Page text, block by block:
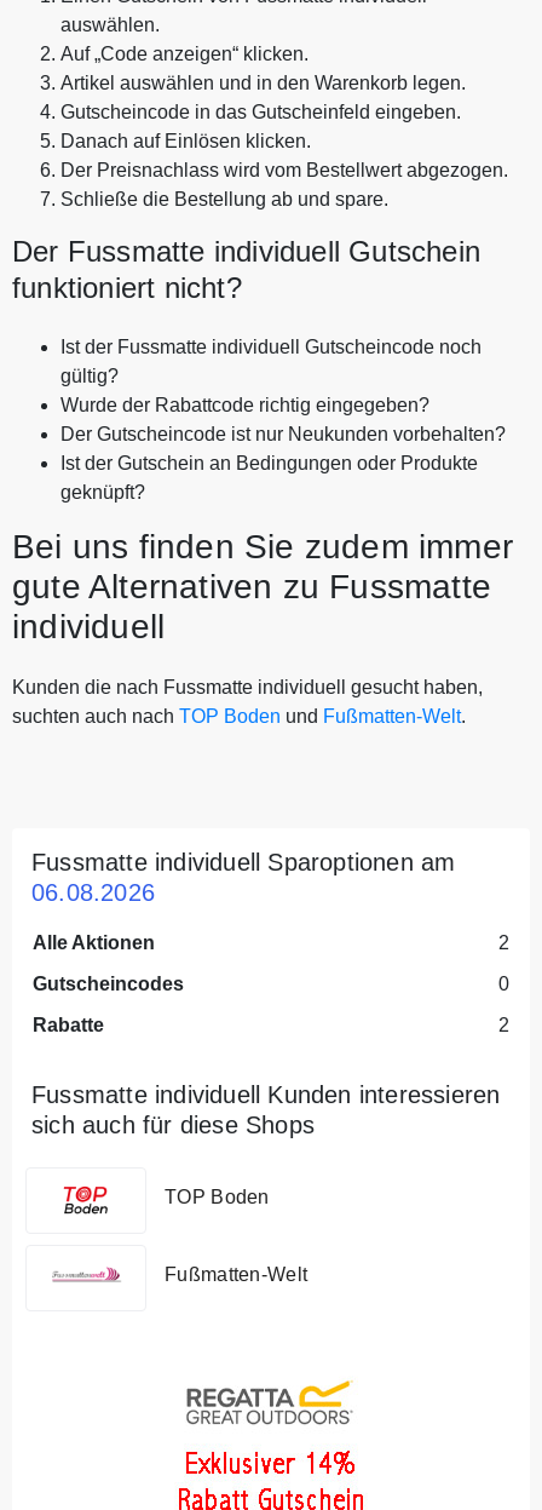
auswählen.
Auf „Code anzeigen“ klicken.
Artikel auswählen und in den Warenkorb legen.
Gutscheincode in das Gutscheinfeld eingeben.
Danach auf Einlösen klicken.
Der Preisnachlass wird vom Bestellwert abgezogen.
Schließe die Bestellung ab und spare.
Der Fussmatte individuell Gutschein
funktioniert nicht?
Ist der Fussmatte individuell Gutscheincode noch
gültig?
Wurde der Rabattcode richtig eingegeben?
Der Gutscheincode ist nur Neukunden vorbehalten?
Ist der Gutschein an Bedingungen oder Produkte
geknüpft?
Bei uns finden Sie zudem immer
gute Alternativen zu Fussmatte
individuell
Kunden die nach Fussmatte individuell gesucht haben,
suchten auch nach TOP Boden und Fußmatten-Welt.
Fussmatte individuell Sparoptionen am
06.08.2026
Alle Aktionen
2
Gutscheincodes
0
Rabatte
2
Fussmatte individuell Kunden interessieren
sich auch für diese Shops
TOP Boden
Fußmatten-Welt